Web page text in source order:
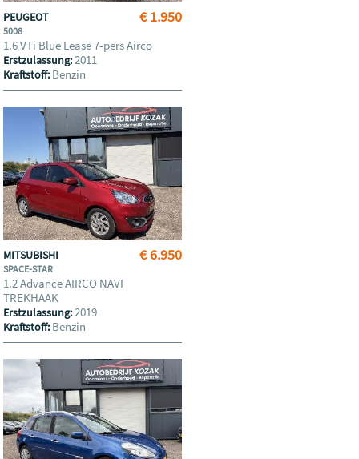
€ 1.950
PEUGEOT
5008
1.6 VTi Blue Lease 7-pers Airco
Erstzulassung:2011
Kraftstoff: Benzin
€ 6.950
MITSUBISHI
SPACE-STAR
1.2 Advance AIRCO NAVI
TREKHAAK
Erstzulassung:2019
Kraftstoff: Benzin